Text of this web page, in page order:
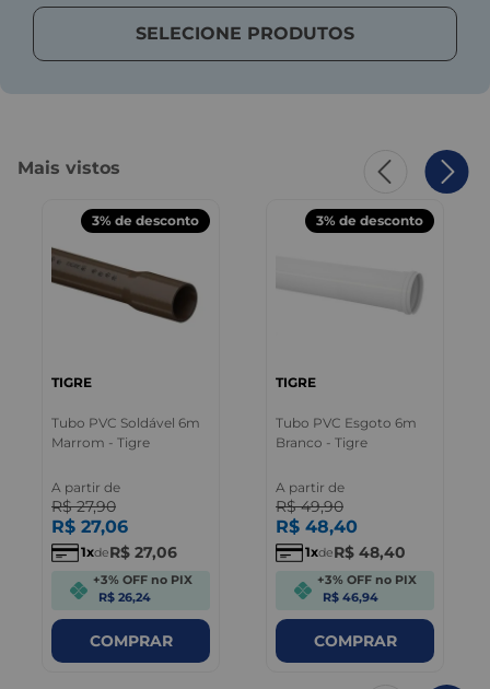
SELECIONE PRODUTOS
Mais vistos
3% de desconto
TIGRE
Tubo PVC Soldável 6m
Marrom - Tigre
A partir de
R$ 27,90
R$ 27,06
1 deR$ 27,06
+3% OFF no PIX
R$ 26,24
COMPRAR
3% de desconto
TIGRE
Tubo PVC Esgoto 6m
Branco - Tigre
A partir de
R$ 49,90
R$ 48,40
1 deR$ 48,40
+3% OFF no PIX
R$ 46,94
COMPRAR